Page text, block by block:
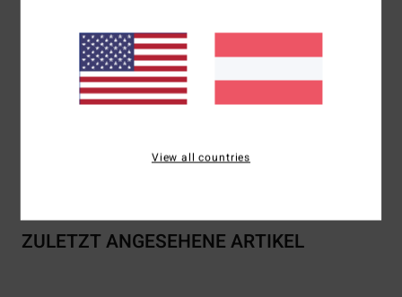
Kontrastfarbene Nähte
Grafik:Logoprint auf der Brust
Zusammensetzung[Hauptstoff] 100 % Baumwolle
Versand & Rückversand
ZULETZT ANGESEHENE ARTIKEL
View all countries